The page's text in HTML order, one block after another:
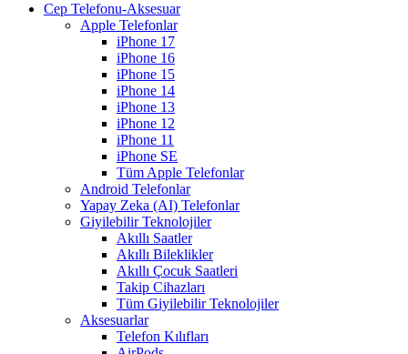
Cep Telefonu-Aksesuar
Apple Telefonlar
iPhone 17
iPhone 16
iPhone 15
iPhone 14
iPhone 13
iPhone 12
iPhone 11
iPhone SE
Tüm Apple Telefonlar
Android Telefonlar
Yapay Zeka (AI) Telefonlar
Giyilebilir Teknolojiler
Akıllı Saatler
Akıllı Bileklikler
Akıllı Çocuk Saatleri
Takip Cihazları
Tüm Giyilebilir Teknolojiler
Aksesuarlar
Telefon Kılıfları